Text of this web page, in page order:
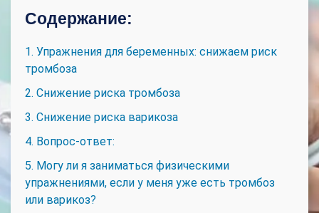
Содержание:
1. Упражнения для беременных: снижаем риск
тромбоза
2. Снижение риска тромбоза
3. Снижение риска варикоза
4. Вопрос-ответ:
5. Могу ли я заниматься физическими
упражнениями, если у меня уже есть тромбоз
или варикоз?